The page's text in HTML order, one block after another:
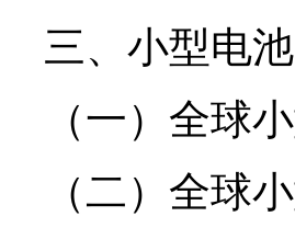
三、小型电
（一）全球
（二）全球